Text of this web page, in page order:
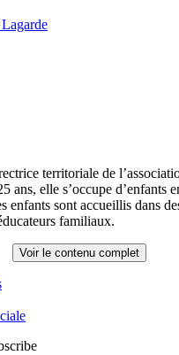
territoriale de
ans, elle s’occupe d’enfants
enfants sont accueillis dans
familiaux.
Voir le contenu complet